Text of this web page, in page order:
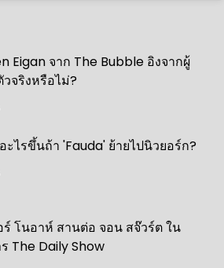
Eigan จาก The Bubble อิงจากผู้
จริงหรือไม่?
ะไรขึ้นถ้า 'Fauda' ย้ายไปนิวยอร์ก?
ร์ โนอาห์ สานต่อ จอน สจ๊วร์ต ใน
The Daily Show